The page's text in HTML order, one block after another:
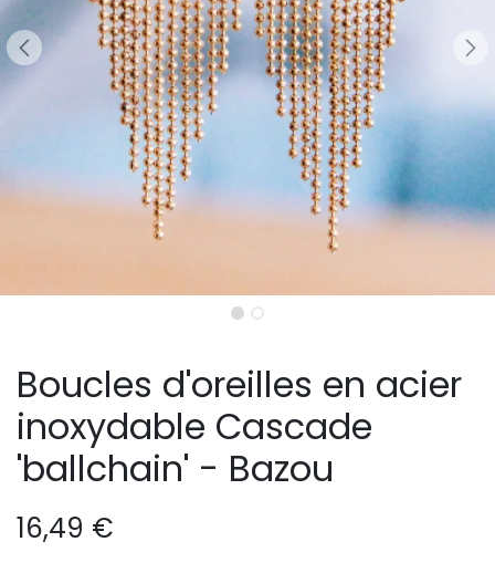
Boucles d'oreilles en acier
inoxydable Cascade
'ballchain' - Bazou
16,49 €